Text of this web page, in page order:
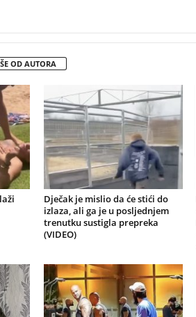
OD AUTORA
Dječak je mislio da će stići do
izlaza, ali ga je u posljednjem
trenutku sustigla prepreka
(VIDEO)